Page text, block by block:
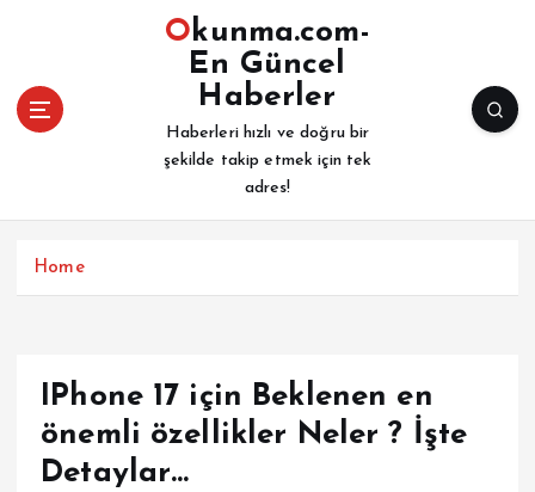
Okunma.com-
En Güncel
Haberler
Haberleri hızlı ve doğru bir
şekilde takip etmek için tek
adres!
Home
IPhone 17 için Beklenen en
önemli özellikler Neler ? İşte
Detaylar…